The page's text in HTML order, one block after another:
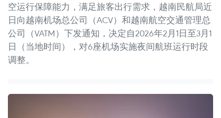
空运行保障能力，满足旅客出行需求，越南民航局近
日向越南机场总公司（ACV）和越南航空交通管理总
公司（VATM）下发通知，决定自2026年2月1日至3月1
日（当地时间），对6座机场实施夜间航班运行时段
调整。